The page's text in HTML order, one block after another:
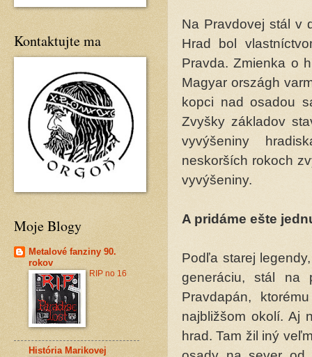
Na Pravdovej stál v
Hrad bol
Pravda. Zmienka o
Magyar országh
kopci nad osadou
Zvyšky základov
vyvýšeniny
neskorších rokoch
vyvýšeniny.
A pridáme ešte
Podľa starej
generáciu, stál na
Pravdapán,
najbližšom okolí. Aj
hrad. Tam žil iný
Kontaktujte ma
Moje Blogy
Metalové fanziny 90.
rokov
RIP no 16
História Marikovej